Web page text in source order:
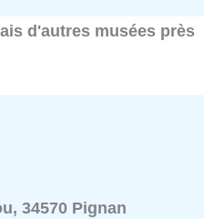
d'autres musées près
34570 Pignan